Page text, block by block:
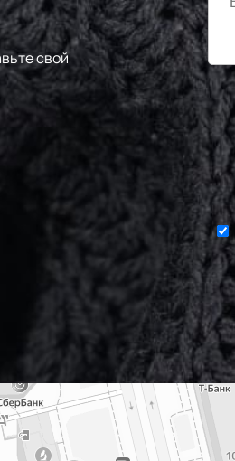
свой